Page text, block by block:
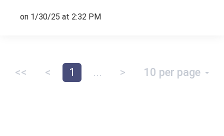
on 1/30/25 at 2:32 PM
<< < 1 ... > 10 per page